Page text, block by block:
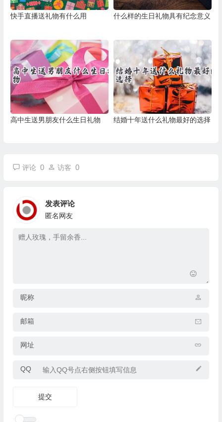
快手直播送礼物有什么用 什么样的生日礼物具有纪念意义
高中生送男朋友什么生日礼物 结婚十年送什么礼物最好的选择
评论 0 访客 0
发表评论
匿名网友
昵称
邮箱
网址
QQ